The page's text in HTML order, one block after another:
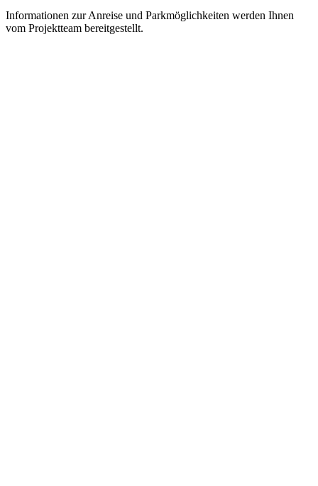
Informationen zur Anreise und Parkmöglichkeiten werden Ihnen
vom Projektteam bereitgestellt.